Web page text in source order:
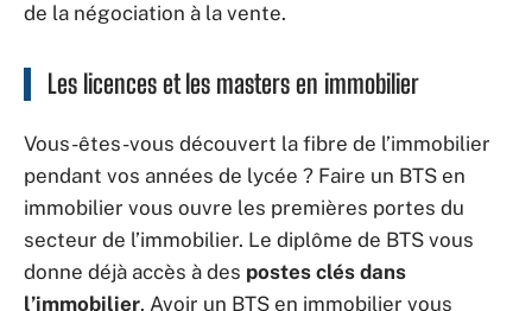
de la négociation à la vente.
Les licences et les masters en immobilier
Vous-êtes-vous découvert la fibre de l’immobilier
pendant vos années de lycée ? Faire un BTS en
immobilier vous ouvre les premières portes du
secteur de l’immobilier. Le diplôme de BTS vous
donne déjà accès à des postes clés dans
l’immobilier. Avoir un BTS en immobilier vous